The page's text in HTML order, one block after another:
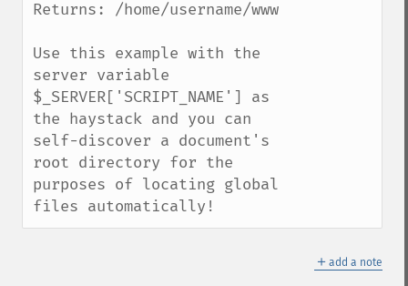
Returns: /home/username/www
Use this example with the
server variable
$_SERVER['SCRIPT_NAME'] as
the haystack and you can
self-discover a document's
root directory for the
purposes of locating global
files automatically!
＋ add a note